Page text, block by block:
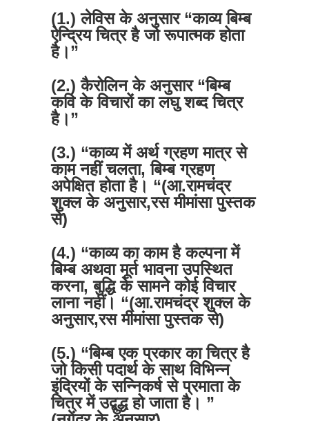
(1.) लेविस के अनुसार “काव्य बिम्ब
ऐन्द्रिय चित्र है जो रूपात्मक होता
है।”
(2.) कैरोलिन के अनुसार “बिम्ब
कवि के विचारों का लघु शब्द चित्र
है।”
(3.) “काव्य में अर्थ ग्रहण मात्र से
काम नहीं चलता, बिम्ब ग्रहण
अपेक्षित होता है। “(आ.रामचंद्र
शुक्ल के अनुसार,रस मीमांसा पुस्तक
से)
(4.) “काव्य का काम है कल्पना में
बिम्ब अथवा मूर्त भावना उपस्थित
करना, बुद्धि के सामने कोई विचार
लाना नहीं। “(आ.रामचंद्र शुक्ल के
अनुसार,रस मीमांसा पुस्तक से)
(5.) “बिम्ब एक प्रकार का चित्र है
जो किसी पदार्थ के साथ विभिन्न
इंद्रियों के सन्निकर्ष से प्रमाता के
चित्र में उद्बुद्ध हो जाता है। ”